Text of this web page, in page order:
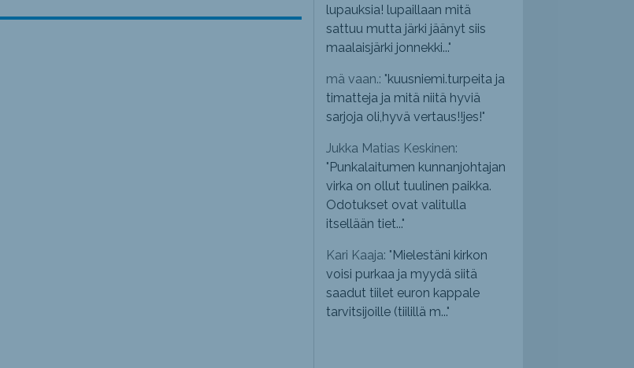
lupauksia! lupaillaan mitä
sattuu mutta järki jäänyt siis
maalaisjärki jonnekki..."
mä vaan.: "kuusniemi.turpeita ja
timatteja ja mitä niitä hyviä
sarjoja oli,hyvä vertaus!!jes!"
Jukka Matias Keskinen:
" Punkalaitumen kunnanjohtajan
virka on ollut tuulinen paikka.
Odotukset ovat valitulla
itsellään tiet..."
Kari Kaaja: " Mielestäni kirkon
voisi purkaa ja myydä siitä
saadut tiilet euron kappale
tarvitsijoille (tiilillä m..."